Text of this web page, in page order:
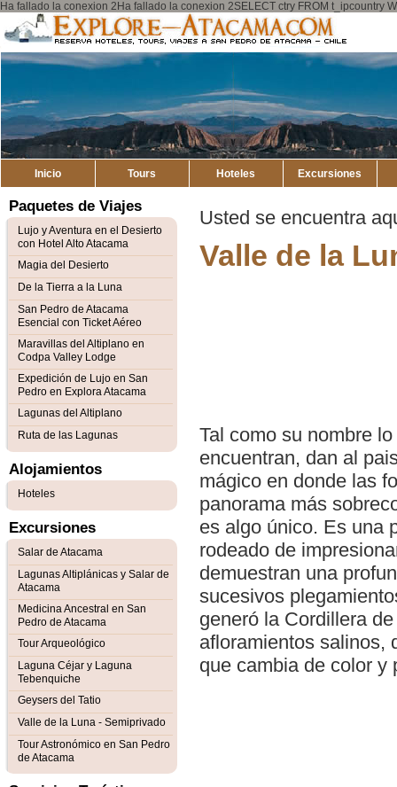
Ha fallado la conexion 2Ha fallado la conexion 2SELECT ctry FROM t_ipcountry
Mapa del Sitio
Inicio Tours Hoteles Excursiones
Usted se encuentra
Valle de la
Tal como su nombre
encuentran, dan al
mágico en donde las
panorama más
es algo único. Es una
rodeado de
demuestran una
sucesivos
generó la Cordillera
afloramientos salinos,
que cambia de color y
Paquetes de Viajes
Lujo y Aventura en el Desierto
con Hotel Alto Atacama
Magia del Desierto
De la Tierra a la Luna
San Pedro de Atacama
Esencial con Ticket Aéreo
Maravillas del Altiplano en
Codpa Valley Lodge
Expedición de Lujo en San
Pedro en Explora Atacama
Lagunas del Altiplano
Ruta de las Lagunas
Alojamientos
Hoteles
Excursiones
Salar de Atacama
Lagunas Altiplánicas y Salar de
Atacama
Medicina Ancestral en San
Pedro de Atacama
Tour Arqueológico
Laguna Céjar y Laguna
Tebenquiche
Geysers del Tatio
Valle de la Luna - Semiprivado
Tour Astronómico en San Pedro
de Atacama